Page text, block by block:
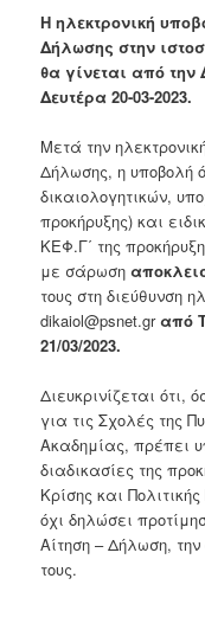
Η ηλεκτρονική
Δήλωσης στην
θα γίνεται από την
Δευτέρα 20-03-2023.
Μετά την
Δήλωσης, η υποβολή
δικαιολογητικών,
προκήρυξης) και
ΚΕΦ.Γ΄ της
με σάρωση
τους στη διεύθυνση
dikaiol@psnet.grαπό
21/03/2023.
Διευκρινίζεται ότι,
για τις Σχολές της
Ακαδημίας, πρέπει
διαδικασίες της
Κρίσης και
όχι δηλώσει
Αίτηση – Δήλωση,
τους.